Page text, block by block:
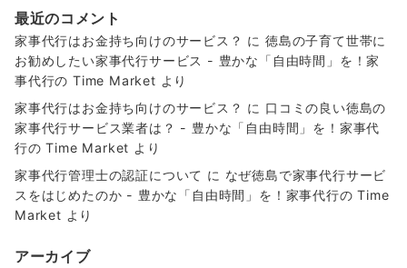
最近のコメント
家事代行はお金持ち向けのサービス？ に徳島の子育て世帯に
お勧めしたい家事代行サービス - 豊かな「自由時間」を！家
事代行の Time Market より
家事代行はお金持ち向けのサービス？ に 口コミの良い徳島の
家事代行サービス業者は？ - 豊かな「自由時間」を！家事代
行の Time Market より
家事代行管理士の認証について に なぜ徳島で家事代行サービ
スをはじめたのか - 豊かな「自由時間」を！家事代行の Time
Market より
アーカイブ